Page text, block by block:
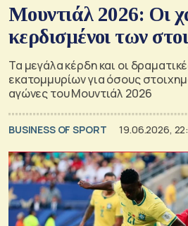
Μουντιάλ 2026: Οι
κερδισμένοι των
Τα μεγάλα κέρδη και οι
εκατομμυρίων για όσους
αγώνες του Μουντιάλ 2026
BUSINESS OF SPORT 19.06.2026,